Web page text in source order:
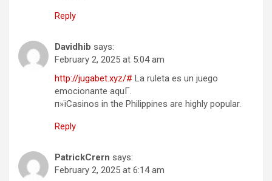
Reply
Davidhib says:
February 2, 2025 at 5:04 am
http://jugabet.xyz/# La ruleta es un juego
emocionante aquГ­.
п»їCasinos in the Philippines are highly popular.
Reply
PatrickCrern says:
February 2, 2025 at 6:14 am